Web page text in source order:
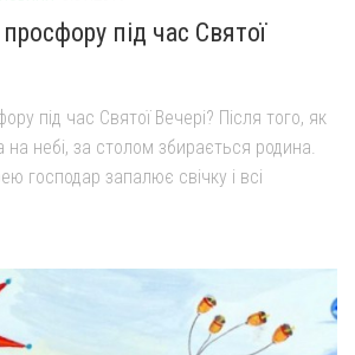
під час Святої
під час Святої Вечері? Після того, як
на небі, за столом збирається родина.
господар запалює свічку і всі